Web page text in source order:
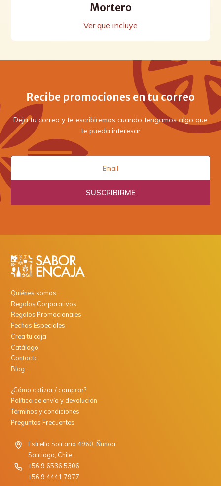
Mortero
Ver que incluye
Recibe promociones en tu correo
Deja tu correo y te escribiremos cuando tengamos algo que
te pueda interesar
Quiénes somos
Regalos Corporativos
Regalos Promocionales
Fechas Especiales
Crea tu caja
Catálogo
Contacto
Blog
¿Cómo cotizar / comprar?
Política de envío y devolución
Términos y condiciones
Preguntas Frecuentes
Estrella Solitaria 4960, Ñuñoa.
Santiago, Chile
+56 9 6536 5306
+56 9 4441 7977